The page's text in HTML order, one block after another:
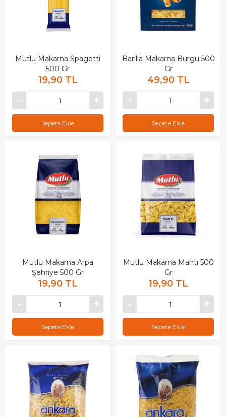
Mutlu Makarna Spagetti
500 Gr
19,90 TL
Sepete Ekle
Barilla Makarna Burgu 500
Gr
49,90 TL
Sepete Ekle
Mutlu Makarna Arpa
Şehriye 500 Gr
19,90 TL
Sepete Ekle
Mutlu Makarna Mantı 500
Gr
19,90 TL
Sepete Ekle